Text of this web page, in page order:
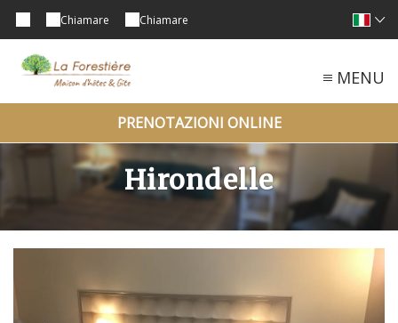
Chiamare Chiamare
MENU
PRENOTAZIONI ONLINE
Hirondelle